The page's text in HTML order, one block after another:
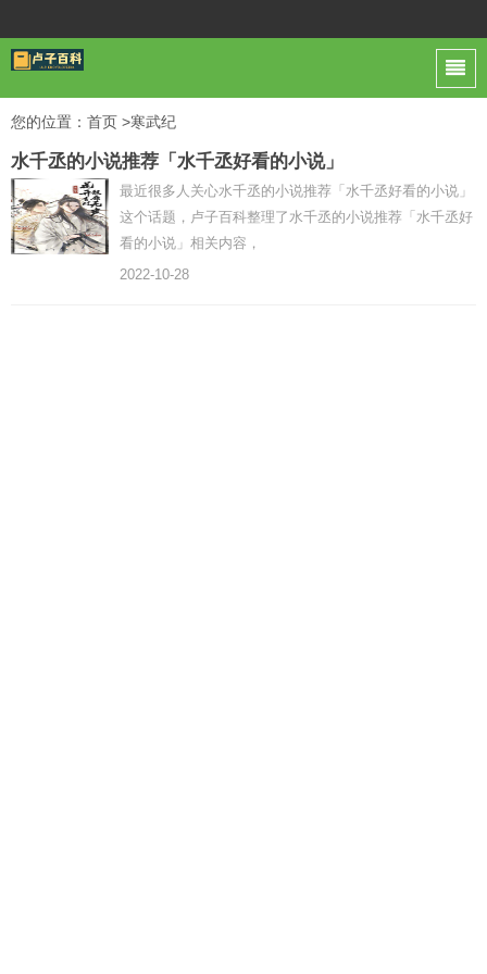
您的位置： 首页 >寒武纪
水千丞的小说推荐「水千丞好看的小说」
最近很多人关心水千丞的小说推荐「水千丞好看的小说」
这个话题，卢子百科整理了水千丞的小说推荐「水千丞好
看的小说」相关内容，
2022-10-28